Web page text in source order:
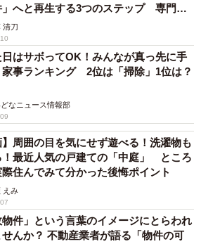
画像提供：さうすさん）
うになったのは記憶が正しければ5
思う。あまり気密性の高い家では
気をつけていると窓の隙間からユス
てきて、そのまま死ぬ。このアリた
」へと再生する3つのステップ 専門家
清刀
はサボってOK！みんなが真っ先に手
家事ランキング 2位は「掃除」1位は？
どなニュース情報部
】周囲の目を気にせず遊べる！洗濯物も
！最近人気の戸建ての「中庭」 ところ
住んでみて分かった後悔ポイント
えみ
物件」という言葉のイメージにとらわれ
んか？ 不動産業者が語る「物件の可